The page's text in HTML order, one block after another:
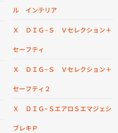
ル インテリア
Ｘ ＤＩＧ−Ｓ Ｖセレクション＋
セーフティ
Ｘ ＤＩＧ−Ｓ Ｖセレクション＋
セーフティ２
Ｘ ＤＩＧ−ＳエアロＳエマジェシ
ブレキＰ